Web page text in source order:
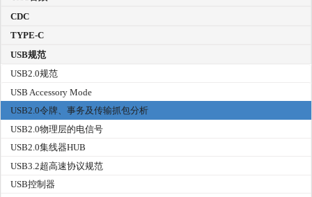
CDC
TYPE-C
USB规范
USB2.0规范
USB Accessory Mode
USB2.0令牌、事务及传输抓包分析
USB2.0物理层的电信号
USB2.0集线器HUB
USB3.2超高速协议规范
USB控制器